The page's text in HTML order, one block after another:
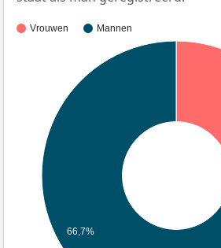
Vrouwen Mannen
66,7%